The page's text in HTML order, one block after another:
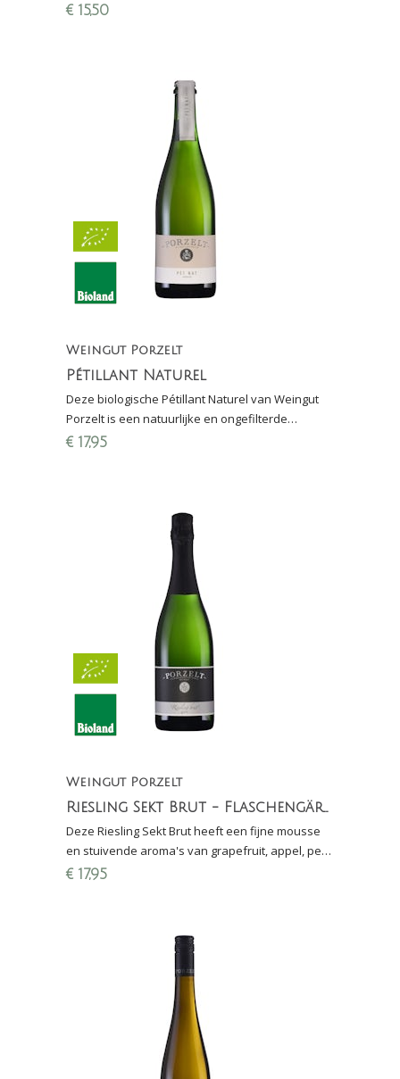
wijn met aroma's van kersen en specerijen.
€ 15,50
Weingut Porzelt
Pétillant Naturel
Deze biologische Pétillant Naturel van Weingut
Porzelt is een natuurlijke en ongefilterde
mousserende wijn uit de Pfalz (Duitsland)
€ 17,95
Weingut Porzelt
Riesling Sekt Brut - Flaschengärung
Deze Riesling Sekt Brut heeft een fijne mousse
en stuivende aroma's van grapefruit, appel, peer
en florale tonen.
€ 17,95